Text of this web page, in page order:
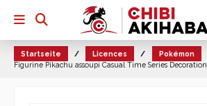
Startseite Licences Pokémon
Figurine Pikachu assoupi Casual Time Series Decoration